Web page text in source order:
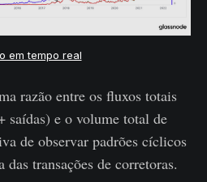
em tempo real
razão entre os fluxos totais
saídas) e o volume total de
de observar padrões cíclicos
das transações de corretoras.